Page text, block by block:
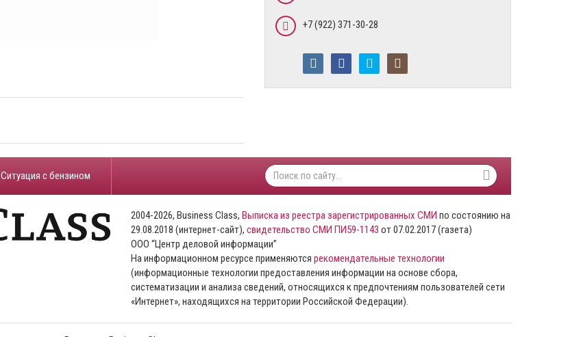
+7 (922) 371-30-28
​Ситуация с бензином
2004-2026, Business Class, Выписка из реестра зарегистрированных СМИ по состоянию на
29.08.2018 (интернет-сайт), свидетельство СМИ ПИ59-1143 от 07.02.2017 (газета)
ООО “Центр деловой информации”
На информационном ресурсе применяются рекомендательные технологии
(информационные технологии предоставления информации на основе сбора,
систематизации и анализа сведений, относящихся к предпочтениям пользователей сети
«Интернет», находящихся на территории Российской Федерации).